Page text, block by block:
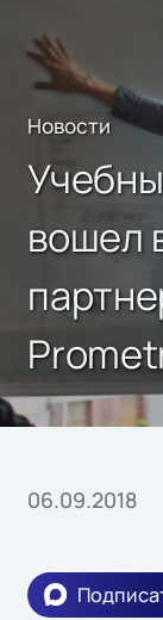
Новости
вошел
06.09.2018